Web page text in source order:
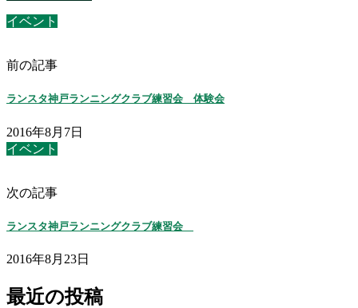
イベント
前の記事
ランスタ神戸ランニングクラブ練習会 体験会
2016年8月7日
イベント
次の記事
ランスタ神戸ランニングクラブ練習会
2016年8月23日
最近の投稿